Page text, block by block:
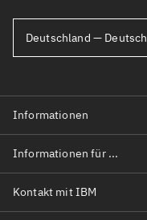
Deutschland — Deutsch